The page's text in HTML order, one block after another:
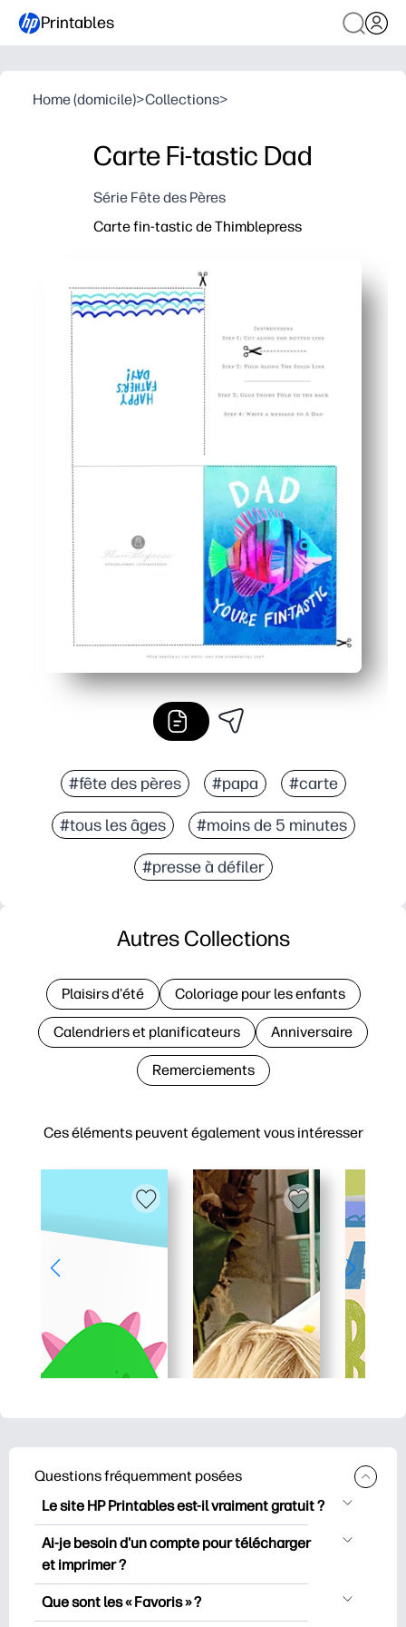
Printables
Home (domicile)>Collections>
Carte Fi-tastic Dad
Série Fête des Pères
Carte fin-tastic de Thimblepress
#fête des pères #papa #carte
#tous les âges #moins de 5 minutes
#presse à défiler
Ces éléments peuvent également vous intéresser
Autres Collections
Plaisirs d'été Coloriage pour les enfants
Calendriers et planificateurs Anniversaire
Remerciements
Questions fréquemment posées
Le site HP Printables est-il vraiment gratuit ?
HP Printables propose plus de 2500
documents imprimables gratuits à
télécharger et à imprimer. Découvrez
des pages de coloriage populaires, des
fiches d’apprentissage ludiques, des
Ai-je besoin d'un compte pour télécharger
et imprimer ?
Vous pouvez explorer et imprimer sans
Que sont les « Favoris » ?